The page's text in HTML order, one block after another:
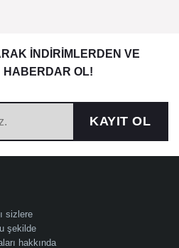
İNDİRİMLERDEN VE
HABERDAR OL!
KAYIT OL
sizlere
şekilde
hakkında